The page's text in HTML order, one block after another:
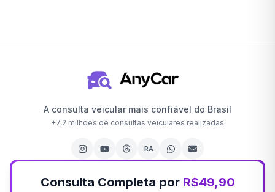
A consulta veicular mais confiável do Brasil
+7,2 milhões de consultas veiculares realizadas
RA
Consulta Completa por R$49,90